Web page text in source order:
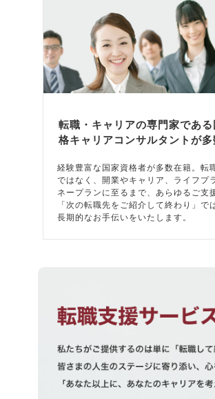
転職・キャリアの専門家である
格キャリアコンサルタントが多
経験豊富な国家資格者が多数在籍。転
ではなく、開業やキャリア、ライフプ
ネープランに至るまで、あらゆるご支
「次の転職先をご紹介して終わり」で
長期的なお手伝いをいたします。